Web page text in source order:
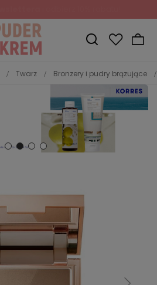
Twarz Bronzery i pudry brązujące